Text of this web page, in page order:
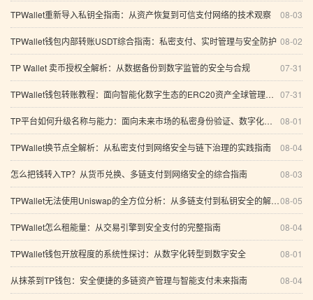
08-03
TPWallet重新导入私钥全指南：从资产恢复到可信支付网络的技术观察
08-02
TPWallet钱包内部转账USDT综合指南：私密支付、实时管理与安全防护
07-31
TP Wallet 卖币授权全解析：从数据备份到数字监管的安全与合规
07-31
TPWallet钱包转账教程：面向智能化数字生态的ERC20资产全球管理指南
08-01
TP平台如何升级名称与能力：面向未来市场的私密身份验证、数字化金融生态与区块链支付安全标准全解析
08-04
TPWallet换节点全解析：从私密支付到网络安全与链下治理的实践指南
08-03
怎么把钱转入TP？从货币兑换、多链支付到网络安全的综合指南
08-05
TPWallet无法使用Uniswap的全方位分析：从多链支付到私钥安全的解决方案
08-04
TPWallet怎么租能量：从交易引擎到安全支付的完整指南
08-01
TPWallet钱包开放程度的系统性探讨：从数字化转型到数字安全
08-04
从抹茶到TP钱包：安全便捷的多链资产管理与智能支付未来指南